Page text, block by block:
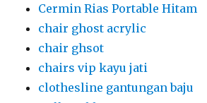
Cermin Rias Portable Hitam
chair ghost acrylic
chair ghsot
chairs vip kayu jati
clothesline gantungan baju